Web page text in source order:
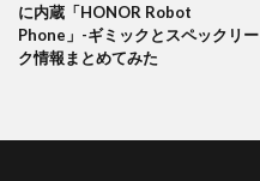
に内蔵「HONOR Robot
Phone」-ギミックとスペックリー
ク情報まとめてみた